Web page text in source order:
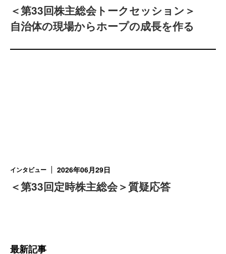
＜第33回株主総会トークセッション＞
自治体の現場からホープの成長を作る
インタビュー 2026年06月29日
＜第33回定時株主総会＞質疑応答
最新記事